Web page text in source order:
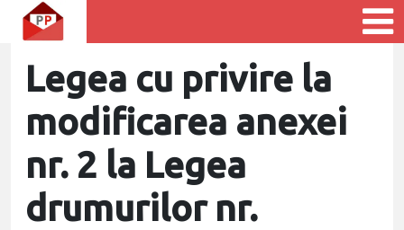
Legea cu privire la
modificarea anexei
nr. 2 la Legea
drumurilor nr.